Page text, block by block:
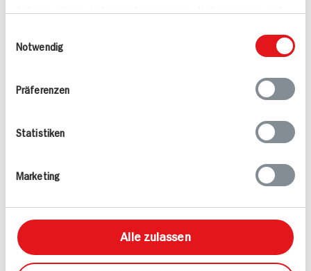
bereitgestellt haben oder die sie im Rahmen
Notwendig
Präferenzen
Statistiken
Marketing
Alle zulassen
Folgen Sie uns auf TikTok
Angebote & Coupons
Rezepte
Sortiment
Marktfinder
Unser Magazin